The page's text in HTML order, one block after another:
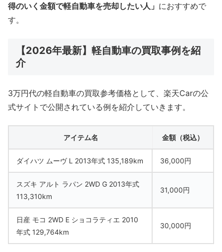
得のいく金額で軽自動車を売却したい人」 におすすめで
す。
【2026年最新】軽自動車の買取事例を紹
介
3万円代の軽自動車の買取参考価格として、楽天Carの公
式サイトで公開されている例を紹介していきます。
アイテム名 金額（税込）
ダイハツ ムーヴ L 2013年式 135,189km 36,000円
スズキ アルト ラパン 2WD G 2013年式
113,310km
31,000円
日産 モコ 2WD E ショコラティエ 2010
年式 129,764km
30,000円